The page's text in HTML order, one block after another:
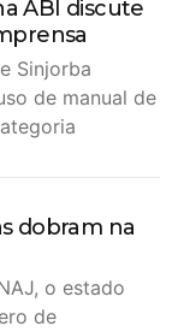
ABI discute
Sinjorba
de manual de
dobram na
o estado
de